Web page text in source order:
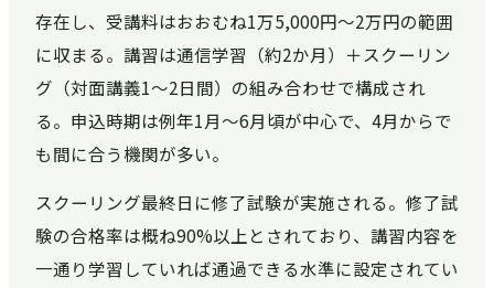
存在し、受講料はおおむね1万5,000円〜2万円の範囲
に収まる。講習は通信学習（約2か月）＋スクーリン
グ（対面講義1〜2日間）の組み合わせで構成され
る。申込時期は例年1月〜6月頃が中心で、4月からで
も間に合う機関が多い。
スクーリング最終日に修了試験が実施される。修了試
験の合格率は概ね90%以上とされており、講習内容を
一通り学習していれば通過できる水準に設定されてい